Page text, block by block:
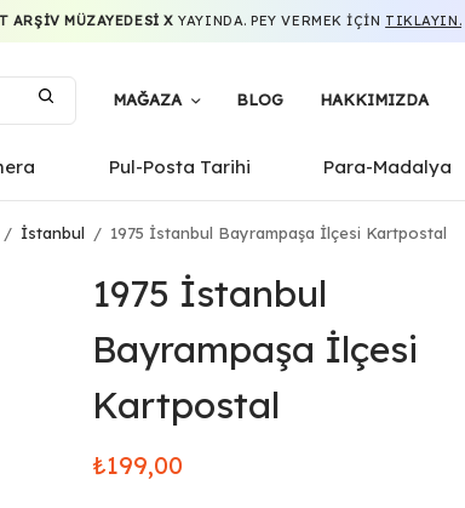
ARŞIV MÜZAYEDESI X YAYINDA. PEY VERMEK IÇIN TIKLAYIN.
MAĞAZA BLOG HAKKIMIZDA
Pul-Posta Tarihi Para-Madalya
/ İstanbul / 1975 İstanbul Bayrampaşa İlçesi Kartpostal
1975 İstanbul
Bayrampaşa İlçesi
Kartpostal
₺199,00